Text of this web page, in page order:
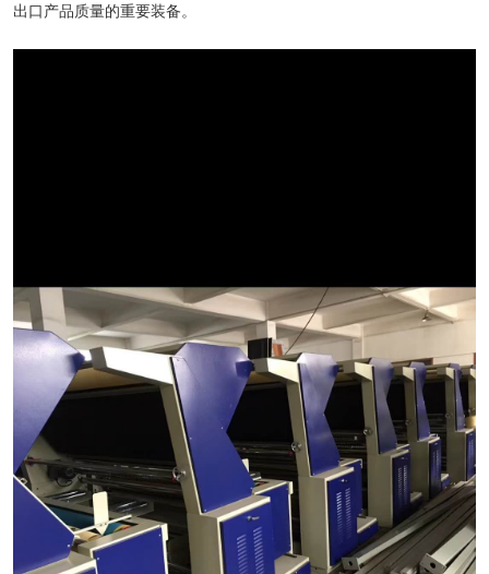
出口产品质量的重要装备。